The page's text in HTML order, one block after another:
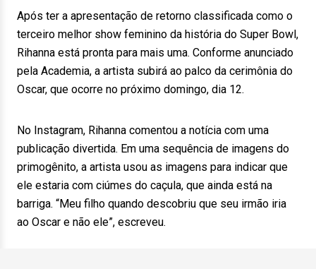
Após ter a apresentação de retorno classificada como o
terceiro melhor show feminino da história do Super Bowl,
Rihanna está pronta para mais uma. Conforme anunciado
pela Academia, a artista subirá ao palco da cerimônia do
Oscar, que ocorre no próximo domingo, dia 12.
No Instagram, Rihanna comentou a notícia com uma
publicação divertida. Em uma sequência de imagens do
primogênito, a artista usou as imagens para indicar que
ele estaria com ciúmes do caçula, que ainda está na
barriga. “Meu filho quando descobriu que seu irmão iria
ao Oscar e não ele”, escreveu.